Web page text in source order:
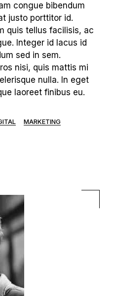
congue bibendum
justo porttitor id.
quis tellus facilisis, ac
Integer id lacus id
sed in sem.
nisi, quis mattis mi
nulla. In eget
laoreet finibus eu.
MARKETING